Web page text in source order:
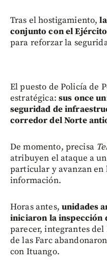
Tras el hostigamiento,
conjunto con el
para reforzar la
El puesto de Policía de
estratégica: sus once
seguridad de
corredor del Norte
De momento, precisa
atribuyen el ataque a
particular y avanzan en
información.
Horas antes, unidades
iniciaron la inspección
parecer, integrantes
de las Farc
con Ituango.